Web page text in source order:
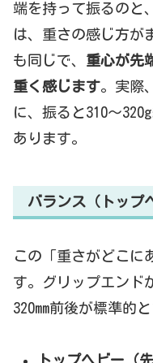
端を持って振るのと
は、重さの感じ方が
も同じで、 重心が先
重く感じます。実際
に、振ると310〜
あります。
バランス（トップ
この「重さがどこに
す。グリップエンド
320mm前後が標準的
トップヘビー（